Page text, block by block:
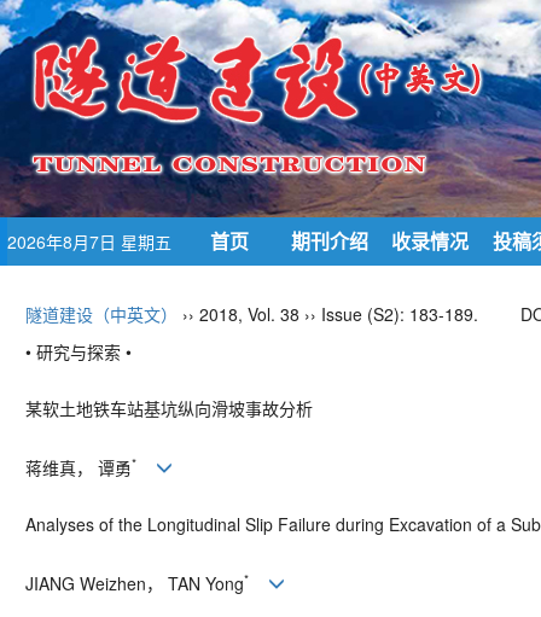
2026年8月7日 星期五 首页 期刊介绍 收录情况 投稿
隧道建设（中英文） ›› 2018, Vol. 38 ›› Issue (S2): 183-189.
• 研究与探索 •
某软土地铁车站基坑纵向滑坡事故分析
蒋维真， 谭勇*
Analyses of the Longitudinal Slip Failure during Excavation of a
JIANG Weizhen， TAN Yong*